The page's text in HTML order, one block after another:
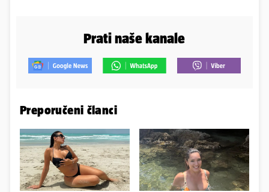
Prati naše kanale
Preporučeni članci